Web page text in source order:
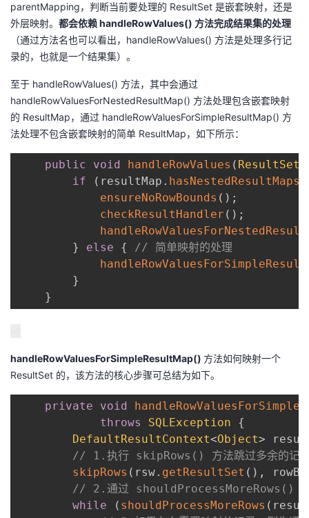
parentMapping，判断当前要处理的 ResultSet 是嵌套映射，还是
外层映射。 都会依赖 handleRowValues() 方法完成结果集的处理
（通过方法名也可以看出，handleRowValues() 方法是处理多行记
录的，也就是一个结果集）。
至于 handleRowValues() 方法，其中会通过
handleRowValuesForNestedResultMap() 方法处理包含嵌套映射
的 ResultMap，通过 handleRowValuesForSimpleResultMap() 方
法处理不包含嵌套映射的简单 ResultMap，如下所示：
public void handleRowValues (
if
( resultMap . hasNestedResultMaps
ensureNoRowBounds ( ) ;
checkResultHandler ( ) ;
}
else {
// 简单映射的处理
}
}
handleRowValuesForSimpleResultMap() 方法如何映射一个
ResultSet 的，该方法的核心步骤可总结为如下。
private void
throws
SQLException
{
DefaultResultContext<Object>
// 1.执行 skipRows() 方法跳过多余的记录
skipRows ( rsw. getResultSet ( ) ,
// 2.通过 shouldProcessMoreRows() 方法
while
( shouldProcessMoreRows (